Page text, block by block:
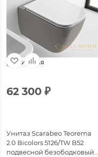
Италия
62 300 ₽
Унитаз Scarabeo Teorema
2.0 Bicolors 5126/TW B52
подвесной безободковый